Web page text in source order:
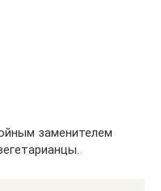
заменителем